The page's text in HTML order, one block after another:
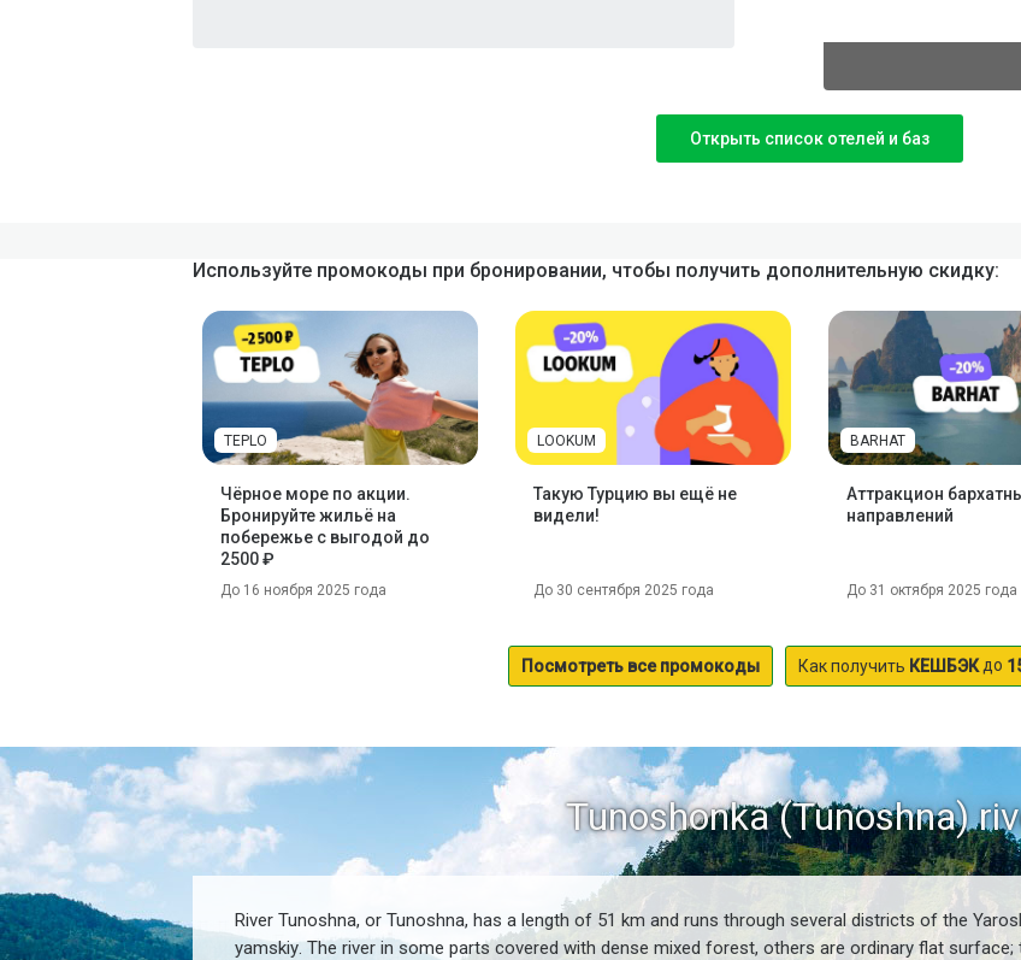
Открыть список отелей и баз
Используйте промокоды при бронировании, чтобы получить дополнительную скидку:
TEPLO
Чёрное море по акции.
Бронируйте жильё на
побережье с выгодой до
2500 ₽
До 16 ноября 2025 года
LOOKUM
Такую Турцию вы ещё не
видели!
До 30 сентября 2025 года
BARHAT
Аттракцион
направлений
До 31 октября 2025 года
Посмотреть все промокоды Как получить КЕШБЭКдо
Tunoshonka (Tunoshna)
River Tunoshna, or Tunoshna, has a length of 51 km and runs through several districts of the
yamskiy. The river in some parts covered with dense mixed forest, others are ordinary flat surface;